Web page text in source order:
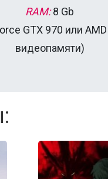
RAM:8 Gb
GTX 970 или
видеопамяти)